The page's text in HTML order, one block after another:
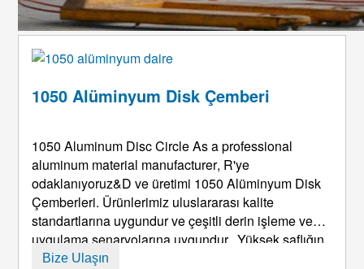
1050 Alüminyum Disk Çemberi
1050Aluminum Disc Circle As a professional
aluminum material manufacturer, R'ye
odaklanıyoruz&D ve üretimi 1050 Alüminyum Disk
Çemberleri. Ürünlerimiz uluslararası kalite
standartlarına uygundur ve çeşitli derin işleme ve
uygulama senaryolarına uygundur.. Yüksek saflığın
avantajlarıyla, mükemmel süneklik, kolay işleme ve
Bize Ulaşın